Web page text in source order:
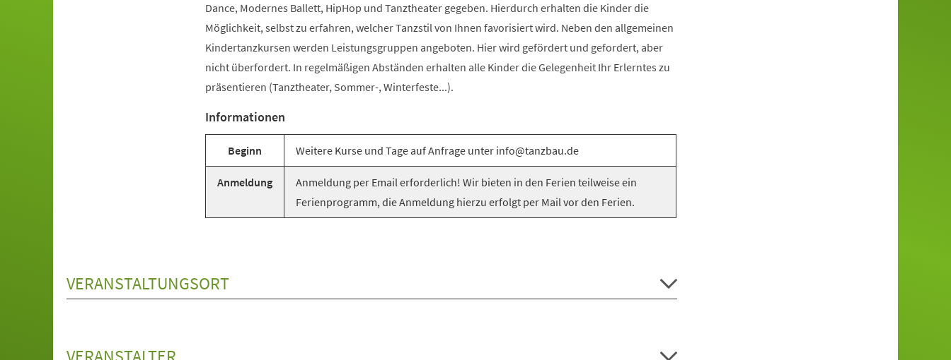
Dance, Modernes Ballett, HipHop und Tanztheater gegeben. Hierdurch erhalten die Kinder die
Möglichkeit, selbst zu erfahren, welcher Tanzstil von Ihnen favorisiert wird. Neben den allgemeinen
Kindertanzkursen werden Leistungsgruppen angeboten. Hier wird gefördert und gefordert, aber
nicht überfordert. In regelmäßigen Abständen erhalten alle Kinder die Gelegenheit Ihr Erlerntes zu
präsentieren (Tanztheater, Sommer-, Winterfeste...).
Informationen
Beginn Weitere Kurse und Tage auf Anfrage unter info@tanzbau.de
Anmeldung
Anmeldung per Email erforderlich! Wir bieten in den Ferien teilweise ein
Ferienprogramm, die Anmeldung hierzu erfolgt per Mail vor den Ferien.
VERANSTALTUNGSORT